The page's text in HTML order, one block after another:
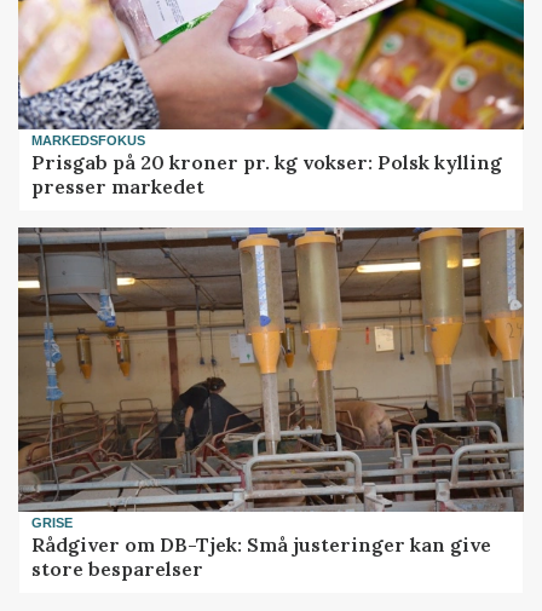
MARKEDSFOKUS
Prisgab på 20 kroner pr. kg vokser: Polsk kylling
presser markedet
GRISE
Rådgiver om DB-Tjek: Små justeringer kan give
store besparelser